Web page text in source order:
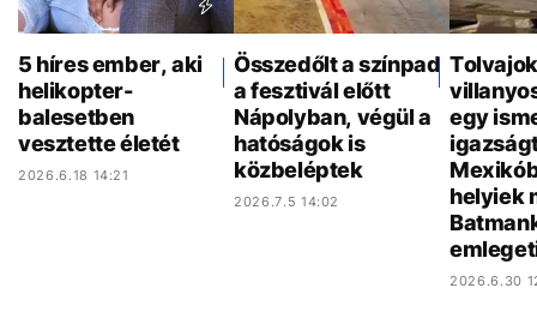
5 híres ember, aki
helikopter-
balesetben
vesztette életét
2026.6.18 14:21
Összedőlt a színpad
a fesztivál előtt
Nápolyban, végül a
hatóságok is
közbeléptek
2026.7.5 14:02
egy
helyiek
2026.6.30